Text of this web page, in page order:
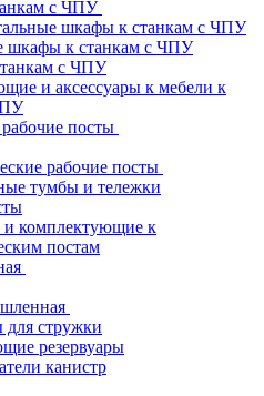
с ЧПУ
шкафы к станкам с ЧПУ
шкафы к станкам с ЧПУ
с ЧПУ
и аксессуары к мебели к
посты
рабочие посты
тумбы и тележки
и комплектующие к
постам
стружки
резервуары
канистр